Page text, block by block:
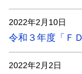
2022年2月10日
令和３年度「Ｆ
2022年2月2日